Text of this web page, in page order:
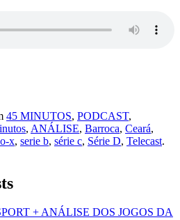
45 MINUTOS, PODCAST,
, ANÁLISE, Barroca, Ceará,
x, serie b, série c, Série D, Telecast.
+ ANÁLISE DOS JOGOS DA